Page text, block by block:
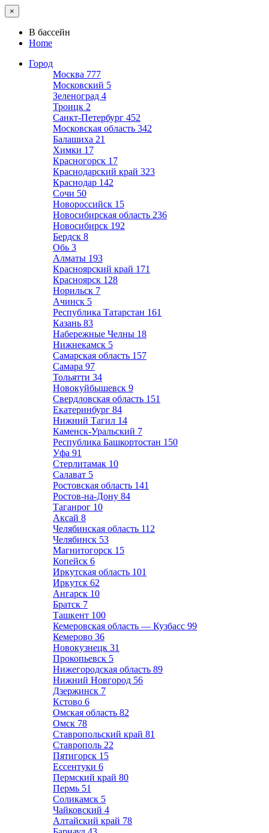
×
В бассейн
Home
Город
Москва 777
Московский 5
Зеленоград 4
Троицк 2
Санкт-Петербург 452
Московская область 342
Балашиха 21
Химки 17
Красногорск 17
Краснодарский край 323
Краснодар 142
Сочи 50
Новороссийск 15
Новосибирская область 236
Новосибирск 192
Бердск 8
Обь 3
Алматы 193
Красноярский край 171
Красноярск 128
Норильск 7
Ачинск 5
Республика Татарстан 161
Казань 83
Набережные Челны 18
Нижнекамск 5
Самарская область 157
Самара 97
Тольятти 34
Новокуйбышевск 9
Свердловская область 151
Екатеринбург 84
Нижний Тагил 14
Каменск-Уральский 7
Республика Башкортостан 150
Уфа 91
Стерлитамак 10
Салават 5
Ростовская область 141
Ростов-на-Дону 84
Таганрог 10
Аксай 8
Челябинская область 112
Челябинск 53
Магнитогорск 15
Копейск 6
Иркутская область 101
Иркутск 62
Ангарск 10
Братск 7
Ташкент 100
Кемеровская область — Кузбасс 99
Кемерово 36
Новокузнецк 31
Прокопьевск 5
Нижегородская область 89
Нижний Новгород 56
Дзержинск 7
Кстово 6
Омская область 82
Омск 78
Ставропольский край 81
Ставрополь 22
Пятигорск 15
Ессентуки 6
Пермский край 80
Пермь 51
Соликамск 5
Чайковский 4
Алтайский край 78